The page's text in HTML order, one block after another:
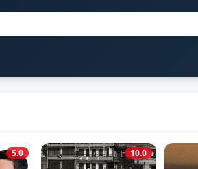
5.0 10.0